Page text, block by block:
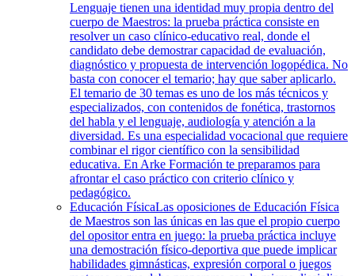
Lenguaje tienen una identidad muy propia dentro del
cuerpo de Maestros: la prueba práctica consiste en
resolver un caso clínico-educativo real, donde el
candidato debe demostrar capacidad de evaluación,
diagnóstico y propuesta de intervención logopédica. No
basta con conocer el temario; hay que saber aplicarlo.
El temario de 30 temas es uno de los más técnicos y
especializados, con contenidos de fonética, trastornos
del habla y el lenguaje, audiología y atención a la
diversidad. Es una especialidad vocacional que requiere
combinar el rigor científico con la sensibilidad
educativa. En Arke Formación te preparamos para
afrontar el caso práctico con criterio clínico y
pedagógico.
Educación FísicaLas oposiciones de Educación Física
de Maestros son las únicas en las que el propio cuerpo
del opositor entra en juego: la prueba práctica incluye
una demostración físico-deportiva que puede implicar
habilidades gimnásticas, expresión corporal o juegos